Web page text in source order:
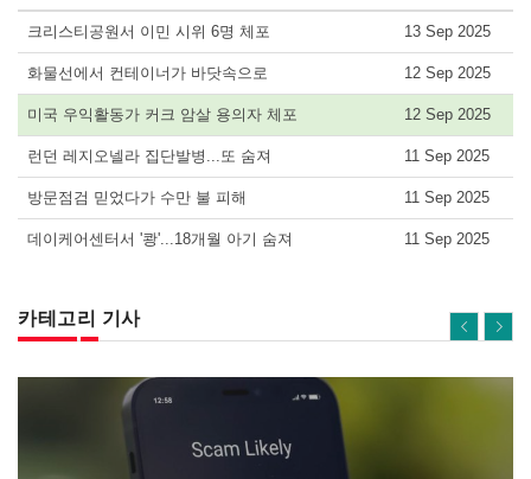
크리스티공원서 이민 시위 6명 체포 13 Sep 2025
화물선에서 컨테이너가 바닷속으로 12 Sep 2025
미국 우익활동가 커크 암살 용의자 체포 12 Sep 2025
런던 레지오넬라 집단발병...또 숨져 11 Sep 2025
방문점검 믿었다가 수만 불 피해 11 Sep 2025
데이케어센터서 '쾅'...18개월 아기 숨져 11 Sep 2025
카테고리 기사